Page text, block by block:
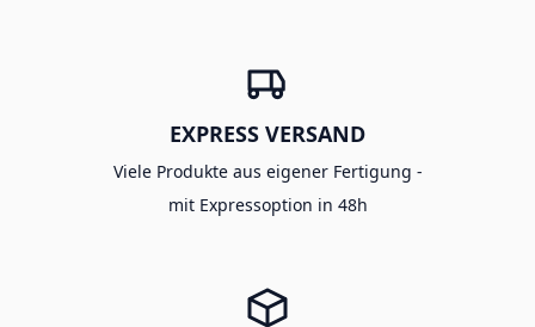
EXPRESS VERSAND
Viele Produkte aus eigener Fertigung -
mit Expressoption in 48h